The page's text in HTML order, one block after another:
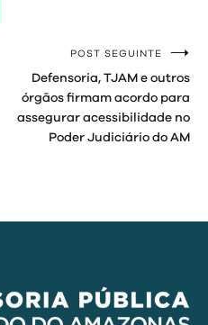
POST SEGUINTE
Defensoria, TJAM e outros
órgãos firmam acordo para
assegurar acessibilidade no
Poder Judiciário do AM